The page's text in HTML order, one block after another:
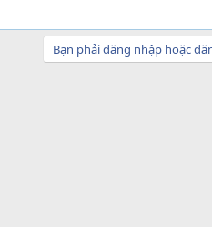
Bạn phải đăng nhập hoặc